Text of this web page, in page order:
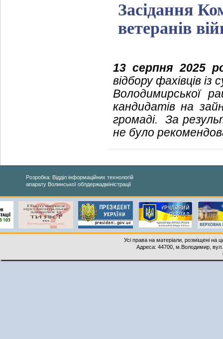
Засідання
ветеранів
13 серпня 2025
відбору фахівців
Володимирської
кандидатів на
громаді. За
не було
Розробка: Відділ інформаційних технологій
апарату Волинської облдержадміністрації
Усі права на матеріали, розміщені на
Адреса: 44700, м.Володимир,